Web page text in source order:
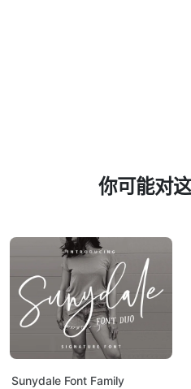
你可能对
Sunydale Font Family